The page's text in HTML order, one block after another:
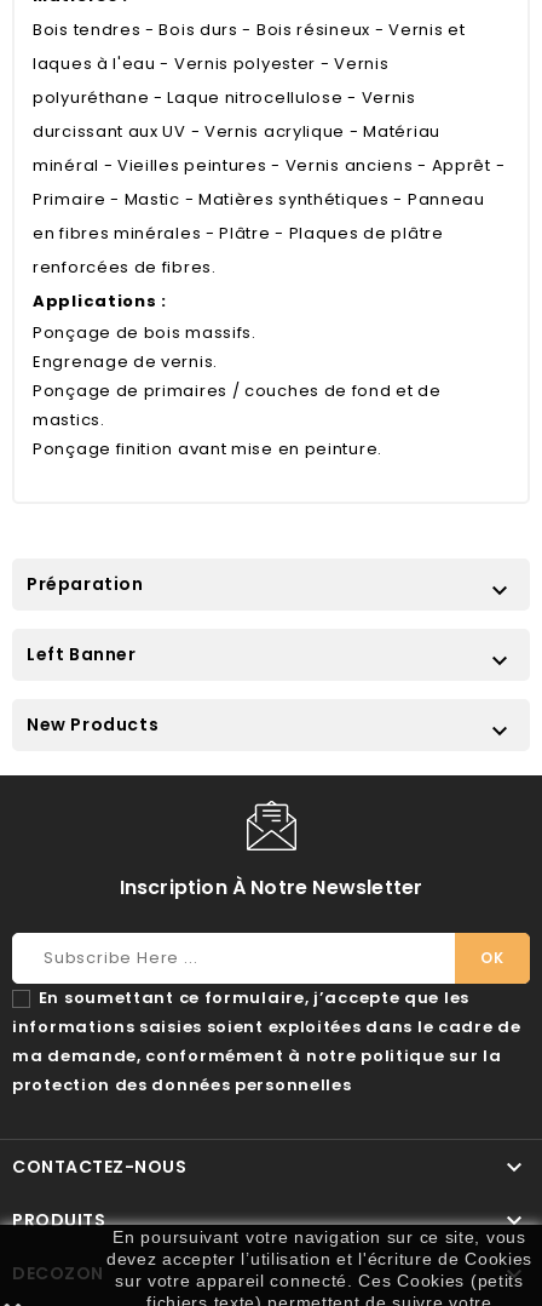
Bois tendres - Bois durs - Bois résineux - Vernis et
laques à l'eau - Vernis polyester - Vernis
polyuréthane - Laque nitrocellulose - Vernis
durcissant aux UV - Vernis acrylique - Matériau
minéral - Vieilles peintures - Vernis anciens - Apprêt -
Primaire - Mastic - Matières synthétiques - Panneau
en fibres minérales - Plâtre - Plaques de plâtre
renforcées de fibres.
Applications :
Ponçage de bois massifs.
Engrenage de vernis.
Ponçage de primaires / couches de fond et de
mastics.
Ponçage finition avant mise en peinture.
Préparation 
Left Banner 
New Products 
Inscription À Notre Newsletter
En soumettant ce formulaire, j’accepte que les
informations saisies soient exploitées dans le cadre de
ma demande, conformément à notre politique sur la
protection des données personnelles
CONTACTEZ-NOUS 
PRODUITS 
DECOZON 
En poursuivant votre navigation sur ce site, vous
devez accepter l’utilisation et l'écriture de Cookies
sur votre appareil connecté. Ces Cookies (petits